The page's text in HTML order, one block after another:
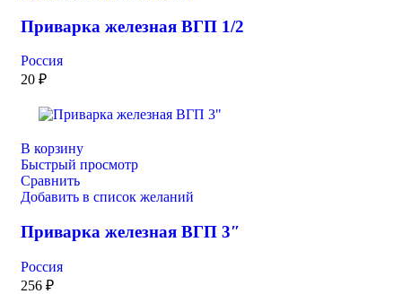
Приварка железная ВГП 1/2
Россия
20 ₽
В корзину
Быстрый просмотр
Сравнить
Добавить в список желаний
Приварка железная ВГП 3″
Россия
256 ₽